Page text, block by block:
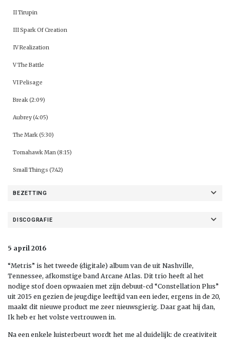
II Tirupin
III Spark Of Creation
IV Realization
V The Battle
VI Pelisage
Break (2:09)
Aubrey (4:05)
The Mark (5:30)
Tomahawk Man (8:15)
Small Things (7:42)
BEZETTING
DISCOGRAFIE
5 april 2016
“Metris” is het tweede (digitale) album van de uit Nashville,
Tennessee, afkomstige band Arcane Atlas. Dit trio heeft al het
nodige stof doen opwaaien met zijn debuut-cd “Constellation Plus”
uit 2015 en gezien de jeugdige leeftijd van een ieder, ergens in de 20,
maakt dit nieuwe product me zeer nieuwsgierig. Daar gaat hij dan,
Ik heb er het volste vertrouwen in.
Na een enkele luisterbeurt wordt het me al duidelijk: de creativiteit